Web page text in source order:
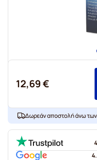
12,69 €
Δωρεάν αποστολή άνω